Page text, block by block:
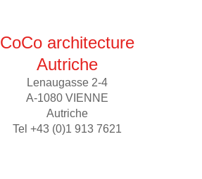
CoCo architecture
Autriche
Lenaugasse 2-4
A-1080 VIENNE
Autriche
Tel +43 (0)1 913 7621